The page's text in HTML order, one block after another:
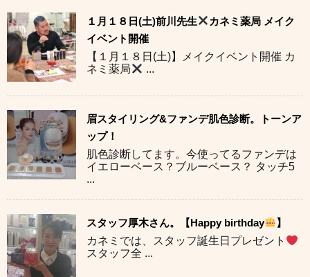
１月１８日(土)前川先生
カネミ薬局 メイク
イベント開催
【１月１８日(土)】メイクイベント開催 カ
ネミ薬局
...
眉スタイリング&ファンデ肌色診断。トーンア
ップ！
肌色診断してます。今使ってるファンデは
イエローベース？ブルーベース？ タッチ5
...
スタッフ厚木さん。【Happy birthday
】
カネミでは、スタッフ誕生日プレゼント
スタッフ全 ...